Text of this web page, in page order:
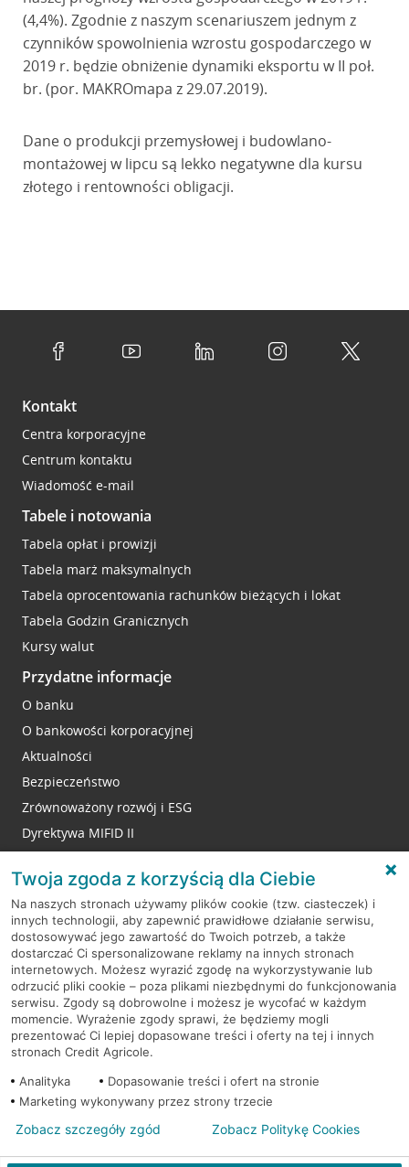
(4,4%). Zgodnie z naszym scenariuszem jednym z
czynników spowolnienia wzrostu gospodarczego w
2019 r. będzie obniżenie dynamiki eksportu w II poł.
br. (por. MAKROmapa z 29.07.2019).
Dane o produkcji przemysłowej i budowlano-
montażowej w lipcu są lekko negatywne dla kursu
złotego i rentowności obligacji.
Kontakt
Centra korporacyjne
Centrum kontaktu
Wiadomość e-mail
Tabele i notowania
Tabela opłat i prowizji
Tabela marż maksymalnych
Tabela oprocentowania rachunków bieżących i lokat
Tabela Godzin Granicznych
Kursy walut
Przydatne informacje
O banku
O bankowości korporacyjnej
Aktualności
Bezpieczeństwo
Zrównoważony rozwój i ESG
Dyrektywa MIFID II
RODO
Regulamin serwisu
Mapa serwisu
PolitykaCookies
© 2026 Credit Agricole Bank Polska S.A. Wszelkie prawa zastrzeżone
Twoja zgoda z korzyścią dla Ciebie
Na naszych stronach używamy plików cookie (tzw. ciasteczek) i
innych technologii, aby zapewnić prawidłowe działanie serwisu,
dostosowywać jego zawartość do Twoich potrzeb, a także
dostarczać Ci spersonalizowane reklamy na innych stronach
internetowych. Możesz wyrazić zgodę na wykorzystywanie lub
odrzucić pliki cookie – poza plikami niezbędnymi do funkcjonowania
serwisu. Zgody są dobrowolne i możesz je wycofać w każdym
momencie. Wyrażenie zgody sprawi, że będziemy mogli
prezentować Ci lepiej dopasowane treści i oferty na tej i innych
stronach Credit Agricole.
Analityka
Dopasowanie treści i ofert na stronie
Marketing wykonywany przez strony trzecie
Zobacz szczegóły zgód Zobacz Politykę Cookies